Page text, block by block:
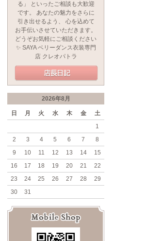
る」 といったご相談も大歓迎
です。 あなたの魅力をさらに
引き出せるよう、 心を込めて
お手伝いさせていただきます。
どうぞお気軽にご相談ください
✨ SAYA ベリーダンス衣装専門
店 クレオパトラ
2026年8月
日 月 火 水 木 金
土
1
2
3 4 5 6 7
8
9
10 11 12 13 14
15
16
17 18 19 20 21
22
23
24 25 26 27 28
29
30
31